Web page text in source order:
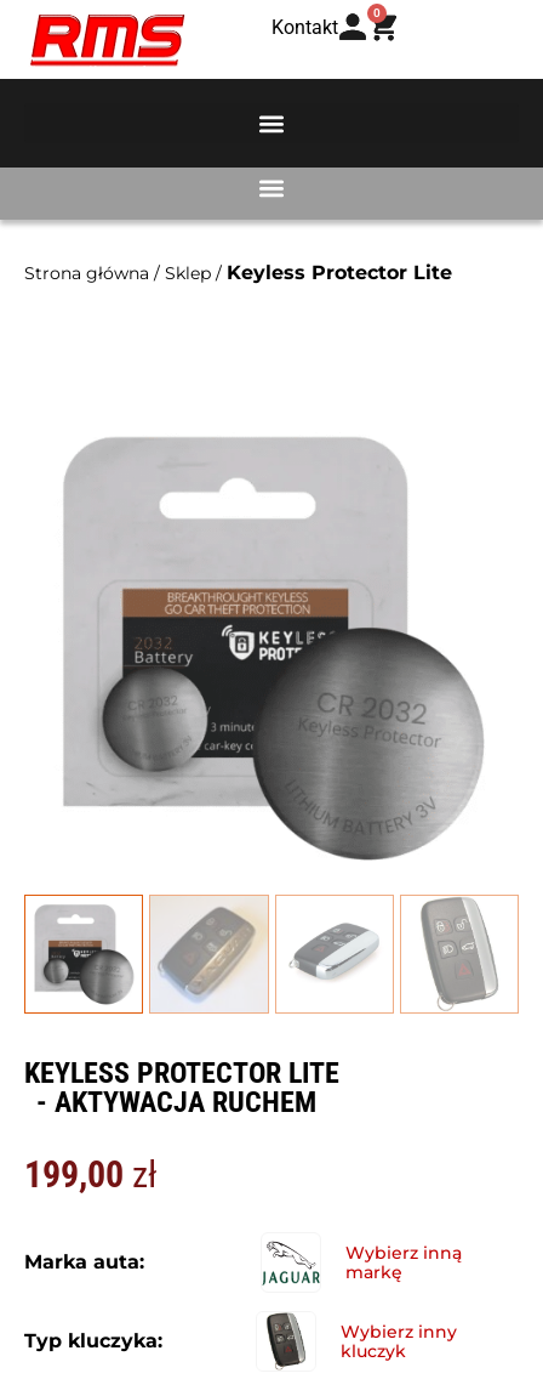
Kontakt
0
Strona główna / Sklep / Keyless Protector Lite
KEYLESS PROTECTOR LITE
- AKTYWACJA RUCHEM
199,00 zł
Marka auta:
Typ kluczyka: